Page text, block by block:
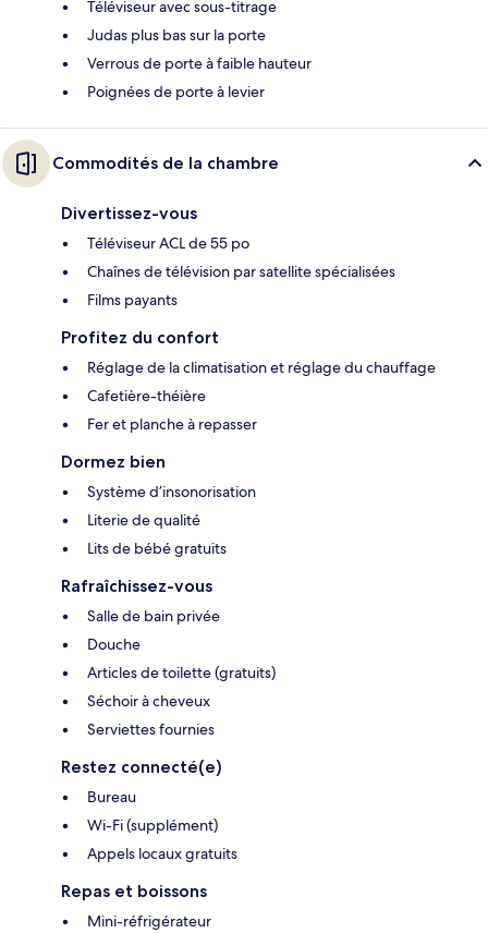
Téléviseur avec sous-titrage
Judas plus bas sur la porte
Verrous de porte à faible hauteur
Poignées de porte à levier
Commodités de la chambre
Divertissez-vous
Téléviseur ACL de 55 po
Chaînes de télévision par satellite spécialisées
Films payants
Profitez du confort
Réglage de la climatisation et réglage du chauffage
Cafetière-théière
Fer et planche à repasser
Dormez bien
Système d’insonorisation
Literie de qualité
Lits de bébé gratuits
Rafraîchissez-vous
Salle de bain privée
Douche
Articles de toilette (gratuits)
Séchoir à cheveux
Serviettes fournies
Restez connecté(e)
Bureau
Wi-Fi (supplément)
Appels locaux gratuits
Repas et boissons
Mini-réfrigérateur